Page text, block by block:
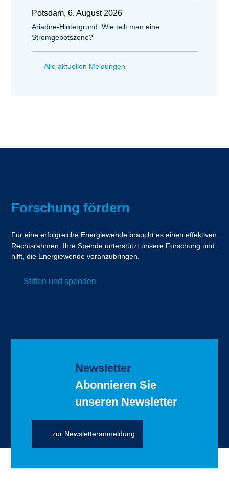
Potsdam, 6. August 2026
Ariadne-Hintergrund: Wie teilt man eine
Stromgebotszone?
Alle aktuellen Meldungen
Forschung fördern
Für eine erfolgreiche Energiewende braucht es einen effektiven
Rechtsrahmen. Ihre Spende unterstützt unsere Forschung und
hilft, die Energiewende voranzubringen.
Stiften und spenden
Newsletter
Abonnieren Sie
unseren Newsletter
zur Newsletteranmeldung